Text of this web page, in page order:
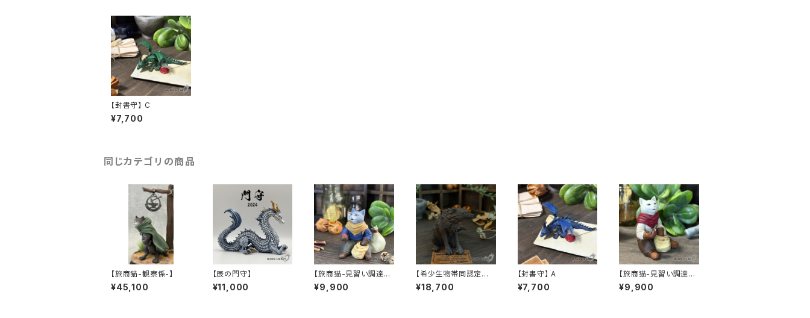
【封書守】 C
¥7,700
同じカテゴリの商品
【旅商猫-観察係-】
¥45,100
【辰の門守】
¥11,000
【旅商猫-見習い調達
係-】A
¥9,900
【希少生物帯同認定証】
A-1
¥18,700
【封書守】 A
¥7,700
【旅商猫-見習い調達
係-】B
¥9,900